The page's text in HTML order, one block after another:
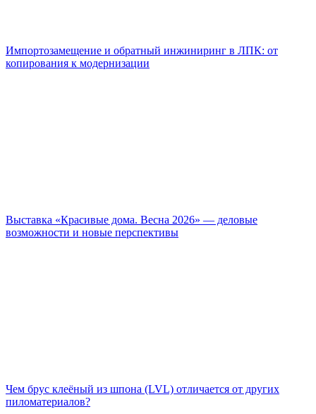
Импортозамещение и обратный инжиниринг в ЛПК: от
копирования к модернизации
Выставка «Красивые дома. Весна 2026» — деловые
возможности и новые перспективы
Чем брус клеёный из шпона (LVL) отличается от других
пиломатериалов?